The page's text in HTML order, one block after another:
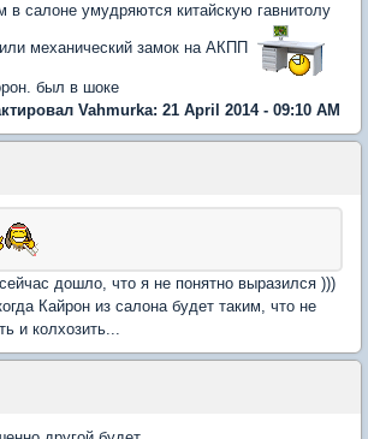
в салоне умудряются китайскую гавнитолу
механический замок на АКПП
был в шоке
Vahmurka: 21 April 2014 - 09:10 AM
дошло, что я не понятно выразился )))
Кайрон из салона будет таким, что не
и колхозить...